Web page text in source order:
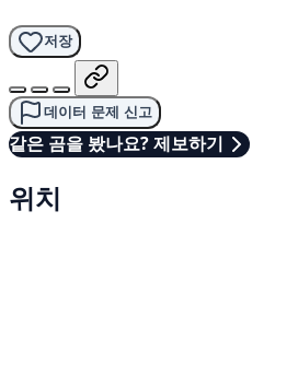
저장
데이터 문제 신고
같은 곰을 봤나요? 제보하기
위치